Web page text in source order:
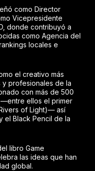
como Director
Vicepresidente
donde contribuyó a
como Agencia del
locales e
el creativo más
y profesionales de la
con más de 500
—entre ellos el primer
of Light)— así
el Black Pencil de la
libro Game
las ideas que han
global.